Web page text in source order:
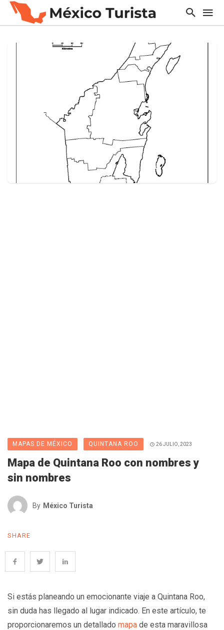
MAPAS DE MÉXICO QUINTANA ROO 26 JULIO, 2023
Mapa de Quintana Roo con nombres y
sin nombres
By México Turista
SHARE
Si estás planeando un emocionante viaje a Quintana Roo,
sin duda has llegado al lugar indicado. En este artículo, te
proporcionaremos un detallado mapa de esta maravillosa